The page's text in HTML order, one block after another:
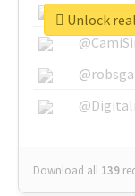
Download all 139
Unlock